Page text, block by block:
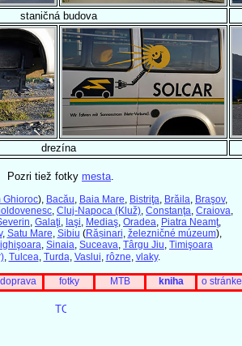
staničná budova
drezína
Pozri tiež fotky mesta
Ghioroc), Bacău, Baia Mare, Bistriţa, Brăila, Braşov,
, Cluj-Napoca (Kluž), Constanţa, Craiova,
, Galaţi, Iaşi, Mediaş, Oradea, Piatra Neamţ,
, Satu Mare, Sibiu (Rășinari, železničné múzeum),
, Sinaia, Suceava, Târgu Jiu, Timişoara
, Tulcea, Turda, Vaslui, rôzne, vlaky.
doprava fotky MTB kniha o stránke